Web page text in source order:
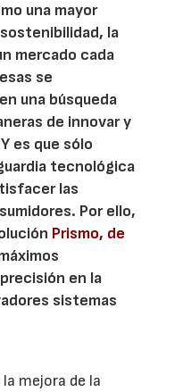
una mayor
la
mercado cada
se
una búsqueda
de innovar y
es que sólo
tecnológica
las
Por ello,
Prismo, de
en la
sistemas
mejora de la